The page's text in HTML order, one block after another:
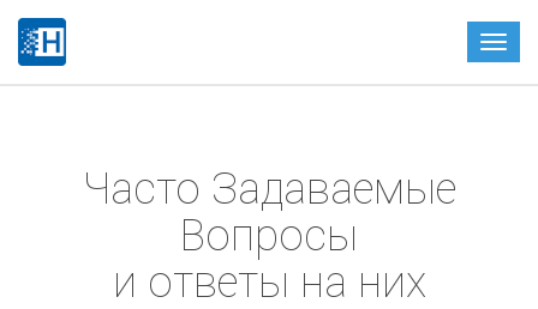
Toggle
Часто Задаваемые
Вопросы
и ответы на них